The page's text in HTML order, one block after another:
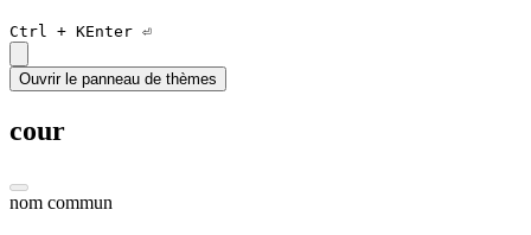
Ctrl + KEnter ⏎
Ouvrir le panneau de thèmes
cour
nom commun